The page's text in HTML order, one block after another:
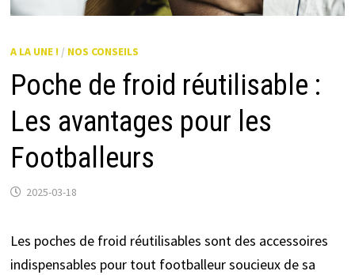
A LA UNE ! / NOS CONSEILS
Poche de froid réutilisable :
Les avantages pour les
Footballeurs
2025-03-18
Les poches de froid réutilisables sont des accessoires
indispensables pour tout footballeur soucieux de sa